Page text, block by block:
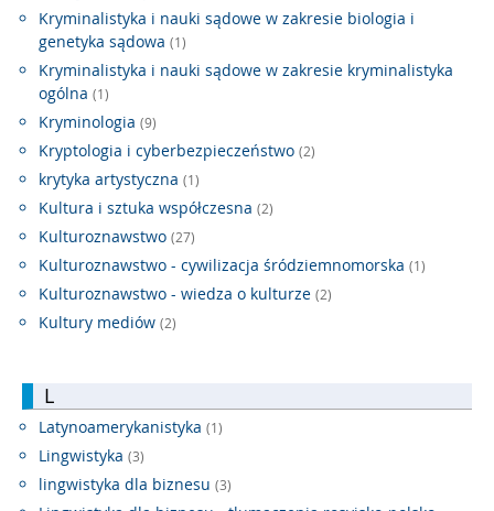
Kryminalistyka i nauki sądowe w zakresie biologia i
genetyka sądowa (1)
Kryminalistyka i nauki sądowe w zakresie kryminalistyka
ogólna (1)
Kryminologia (9)
Kryptologia i cyberbezpieczeństwo (2)
krytyka artystyczna (1)
Kultura i sztuka współczesna (2)
Kulturoznawstwo (27)
Kulturoznawstwo - cywilizacja śródziemnomorska (1)
Kulturoznawstwo - wiedza o kulturze (2)
Kultury mediów (2)
L
Latynoamerykanistyka (1)
Lingwistyka (3)
lingwistyka dla biznesu (3)